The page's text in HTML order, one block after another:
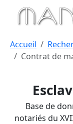
Aller au contenu
Base de
notariés du
Accueil
Contrat de